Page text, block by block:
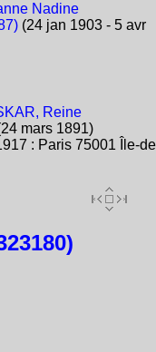
Nadine
(24 jan 1903 - 5 avr
Reine
mars 1891)
: Paris 75001 Île-